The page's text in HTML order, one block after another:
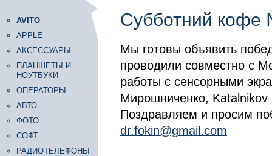
AVITO
APPLE
АКСЕССУАРЫ
ПЛАНШЕТЫ И
НОУТБУКИ
ОПЕРАТОРЫ
АВТО
ФОТО
СОФТ
РАДИОТЕЛЕФОНЫ
Субботний
Мы готовы объявить
проводили совместно с
работы с сенсорными
Мирошниченко,
Поздравляем и просим
dr.fokin@gmail.com